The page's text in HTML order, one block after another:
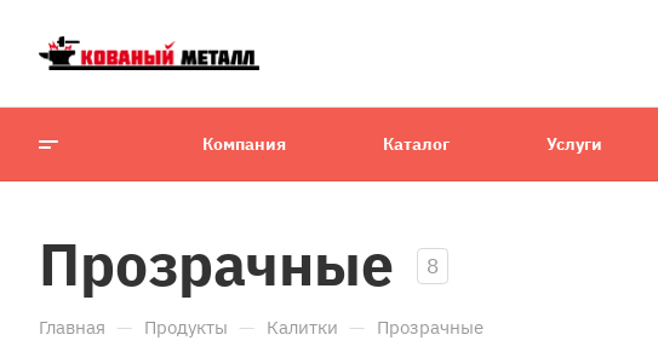
Компания Каталог Услуги
Прозрачные 8
Главная — Продукты — Калитки — Прозрачные